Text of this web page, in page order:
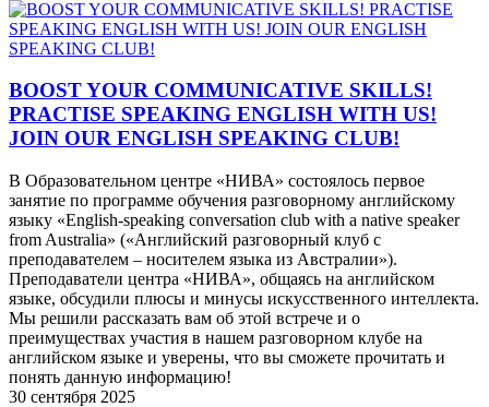
BOOST YOUR COMMUNICATIVE SKILLS!
PRACTISE SPEAKING ENGLISH WITH US!
JOIN OUR ENGLISH SPEAKING CLUB!
В Образовательном центре «НИВА» состоялось первое
занятие по программе обучения разговорному английскому
языку «English-speaking conversation club with a native speaker
from Australia» («Английский разговорный клуб с
преподавателем – носителем языка из Австралии»).
Преподаватели центра «НИВА», общаясь на английском
языке, обсудили плюсы и минусы искусственного интеллекта.
Мы решили рассказать вам об этой встрече и о
преимуществах участия в нашем разговорном клубе на
английском языке и уверены, что вы сможете прочитать и
понять данную информацию!
30 сентября 2025